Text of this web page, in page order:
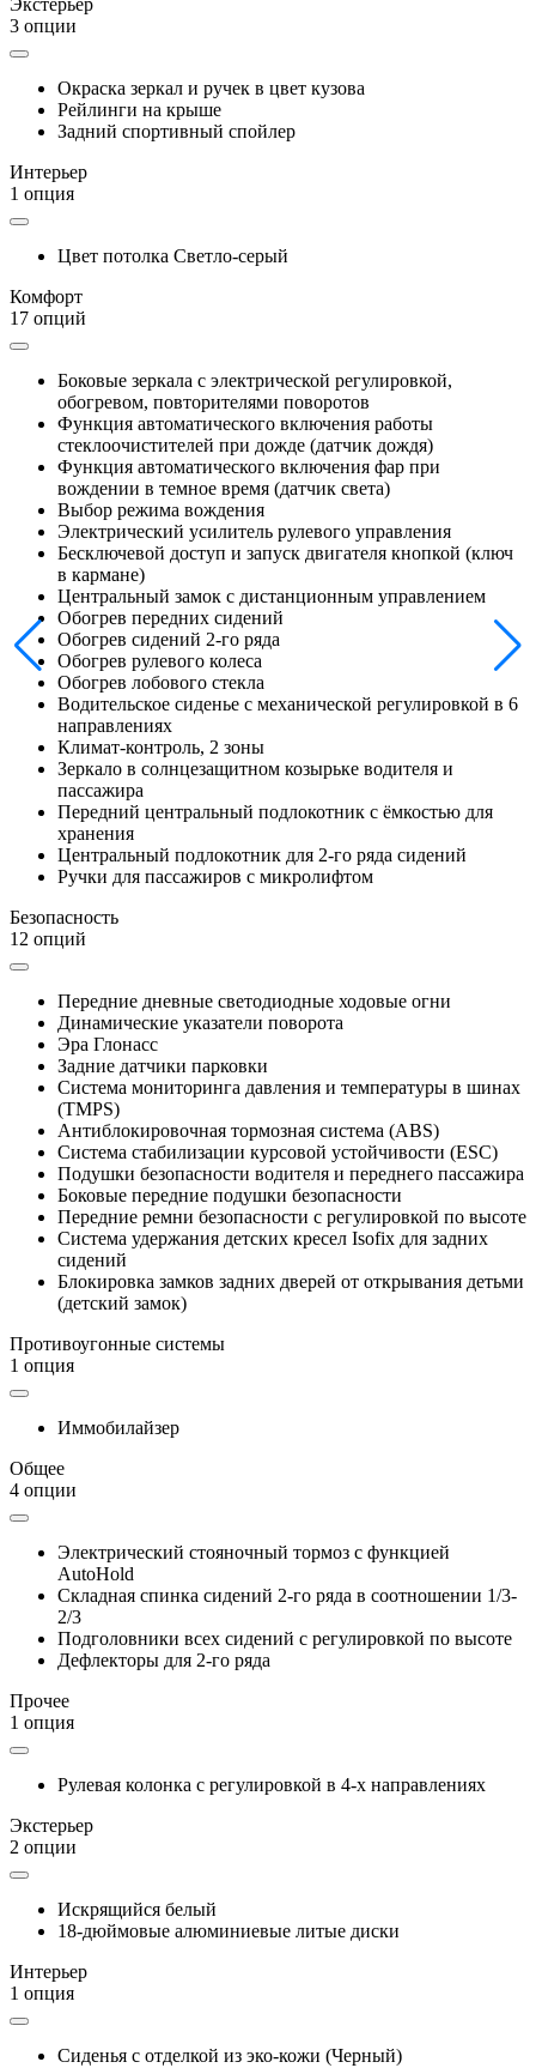
Экстерьер
3 опции
Окраска зеркал и ручек в цвет кузова
Рейлинги на крыше
Задний спортивный спойлер
Интерьер
1 опция
Цвет потолка Светло-серый
Комфорт
17 опций
Боковые зеркала с электрической регулировкой,
обогревом, повторителями поворотов
Функция автоматического включения работы
стеклоочистителей при дожде (датчик дождя)
Функция автоматического включения фар при
вождении в темное время (датчик света)
Выбор режима вождения
Электрический усилитель рулевого управления
Бесключевой доступ и запуск двигателя кнопкой (ключ
в кармане)
Центральный замок с дистанционным управлением
Обогрев передних сидений
Обогрев сидений 2-го ряда
Обогрев рулевого колеса
Обогрев лобового стекла
Водительское сиденье с механической регулировкой в 6
направлениях
Климат-контроль, 2 зоны
Зеркало в солнцезащитном козырьке водителя и
пассажира
Передний центральный подлокотник с ёмкостью для
хранения
Центральный подлокотник для 2-го ряда сидений
Ручки для пассажиров с микролифтом
Безопасность
12 опций
Передние дневные светодиодные ходовые огни
Динамические указатели поворота
Эра Глонасс
Задние датчики парковки
Система мониторинга давления и температуры в шинах
(TMPS)
Антиблокировочная тормозная система (ABS)
Система стабилизации курсовой устойчивости (ESC)
Подушки безопасности водителя и переднего пассажира
Боковые передние подушки безопасности
Передние ремни безопасности с регулировкой по высоте
Система удержания детских кресел Isofix для задних
сидений
Блокировка замков задних дверей от открывания детьми
(детский замок)
Противоугонные системы
1 опция
Иммобилайзер
Общее
4 опции
Электрический стояночный тормоз с функцией
AutoHold
Складная спинка сидений 2-го ряда в соотношении 1/3-
2/3
Подголовники всех сидений с регулировкой по высоте
Дефлекторы для 2-го ряда
Прочее
1 опция
Рулевая колонка с регулировкой в 4-х направлениях
Экстерьер
2 опции
Искрящийся белый
18-дюймовые алюминиевые литые диски
Интерьер
1 опция
Сиденья с отделкой из эко-кожи (Черный)